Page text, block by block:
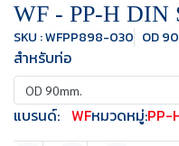
WF - PP-H DIN
SKU : WFPP898-030 OD
สำหรับท่อ
OD 90mm.
แบรนด์: WFหมวดหมู่:PP-